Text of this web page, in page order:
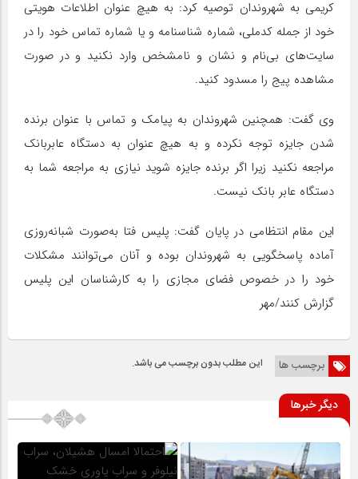
کریمی به شهروندان توصیه کرد: به هیچ عنوان اطلاعات هویتی
خود از جمله کدملی، شماره شناسنامه و یا شماره تماس خود را در
سایت‌های بی‌نام و نشان و نامشخص وارد نکنید و در صورت
مشاهده پیج را مسدود کنید.
وی گفت: همچنین شهروندان به پیامک و تماس با عنوان برنده
شدن جایزه توجه نکرده و به هیچ عنوان به دستگاه عابربانک
مراجعه نکنید زیرا اگر برنده جایزه شوید نیازی به مراجعه شما به
دستگاه عابر بانک نیست.
این مقام انتظامی در پایان گفت: پلیس فتا به‌صورت شبانه‌روزی
آماده پاسخگویی به شهروندان بوده و آنان می‌توانند مشکلات
خود را در خصوص فضای مجازی را به کارشناسان این پلیس
گزارش کنند/مهر
برچسب ها این مطلب بدون برچسب می باشد.
دیگر خبرها